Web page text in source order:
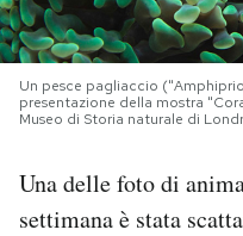
NEWSLETTER
I MIEI PREFERITI
Un pesce pagliaccio
presentazione della mostra
Museo di Storia naturale di
Una delle foto di
settimana è stata